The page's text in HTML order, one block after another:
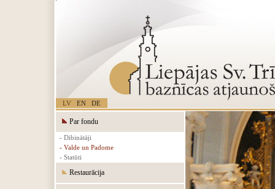
LV EN DE
Par fondu
- Dibinātāji
- Valde un Padome
- Statūti
Restaurācija